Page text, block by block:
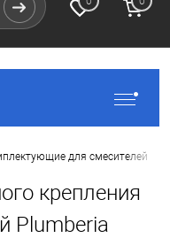
для смесителей
крепления
Plumberia